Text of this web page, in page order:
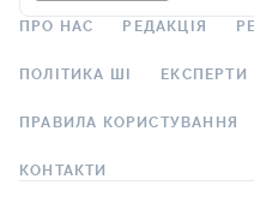
ПРО НАС РЕДАКЦІЯ
ПОЛІТИКА ШІ ЕКСПЕРТИ
ПРАВИЛА КОРИСТУВАННЯ
КОНТАКТИ